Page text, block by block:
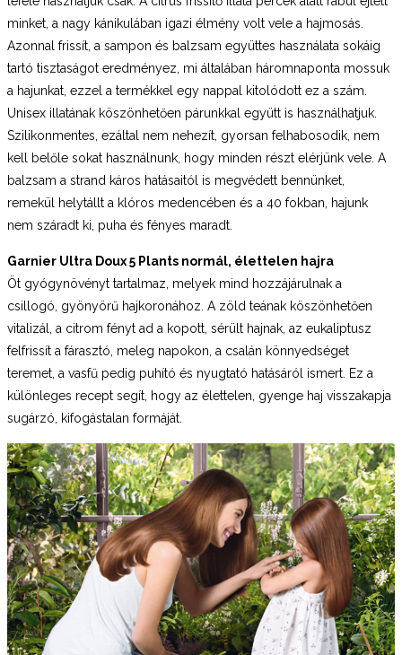
minket, a nagy kánikulában igazi élmény volt vele a hajmosás.
Azonnal frissít, a sampon és balzsam együttes használata sokáig
tartó tisztaságot eredményez, mi általában háromnaponta mossuk
a hajunkat, ezzel a termékkel egy nappal kitolódott ez a szám.
Unisex illatának köszönhetően párunkkal együtt is használhatjuk.
Szilikonmentes, ezáltal nem nehezít, gyorsan felhabosodik, nem
kell belőle sokat használnunk, hogy minden részt elérjünk vele. A
balzsam a strand káros hatásaitól is megvédett bennünket,
remekül helytállt a klóros medencében és a 40 fokban, hajunk
nem száradt ki, puha és fényes maradt.
Garnier Ultra Doux 5 Plants normál, élettelen hajra
Öt gyógynövényt tartalmaz, melyek mind hozzájárulnak a
csillogó, gyönyörű hajkoronához. A zöld teának köszönhetően
vitalizál, a citrom fényt ad a kopott, sérült hajnak, az eukaliptusz
felfrissít a fárasztó, meleg napokon, a csalán könnyedséget
teremet, a vasfű pedig puhító és nyugtató hatásáról ismert. Ez a
különleges recept segít, hogy az élettelen, gyenge haj visszakapja
sugárzó, kifogástalan formáját.